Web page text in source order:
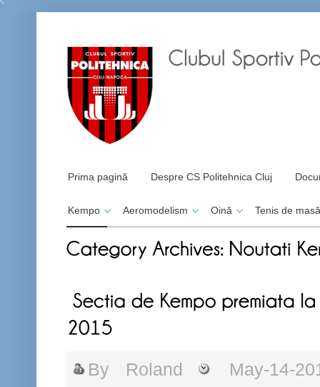
Prima pagină Despre CS Politehnica Cluj
Kempo Aeromodelism Oină Tenis de masă
By Roland
May-14-